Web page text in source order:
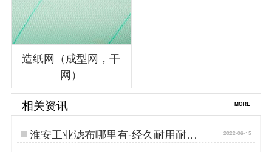
造纸网（成型网，干
网）
相关资讯 MORE
淮安工业滤布哪里有-经久耐用耐腐
蚀{丹娜鸶过滤}…
2022-06-15